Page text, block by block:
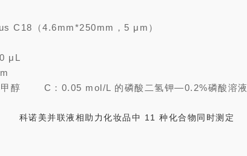
C18（4.6mm*250mm，5 μm）
μL
甲醇 C：0.05 mol/L 的磷酸二氢钾—0.2%磷酸溶液